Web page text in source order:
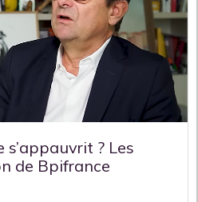
? Les
de Bpifrance